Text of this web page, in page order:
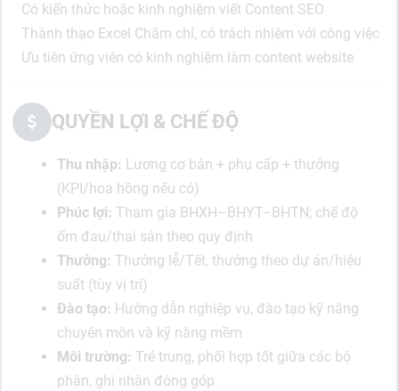
Có kiến thức hoặc kinh nghiệm viết Content SEO
Thành thạo Excel Chăm chỉ, có trách nhiệm với công việc
Ưu tiên ứng viên có kinh nghiệm làm content website
QUYỀN LỢI & CHẾ ĐỘ
Thu nhập: Lương cơ bản + phụ cấp + thưởng
(KPI/hoa hồng nếu có)
Phúc lợi: Tham gia BHXH–BHYT–BHTN; chế độ
ốm đau/thai sản theo quy định
Thưởng: Thưởng lễ/Tết, thưởng theo dự án/hiệu
suất (tùy vị trí)
Đào tạo: Hướng dẫn nghiệp vụ, đào tạo kỹ năng
chuyên môn và kỹ năng mềm
Môi trường: Trẻ trung, phối hợp tốt giữa các bộ
phận, ghi nhận đóng góp